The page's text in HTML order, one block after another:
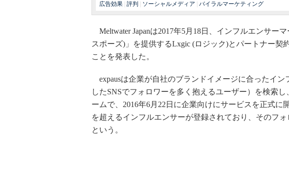
広告効果 評判 ソーシャルメディア バイラルマーケティング
Meltwater Japanは2017年5月18日、インフルエンサー
スポーズ)」を提供するLxgic (ロジック)とパートナー契
ことを発表した。
expausは企業が自社のブランドイメージに合ったイン
したSNSでフォロワーを多く抱えるユーザー）を検索
ームで、2016年6月22日に企業向けにサービスを正式に
を超えるインフルエンサーが登録されており、そのフ
という。